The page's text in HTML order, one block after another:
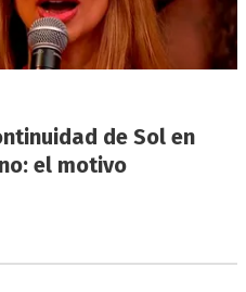
de Sol en
el motivo